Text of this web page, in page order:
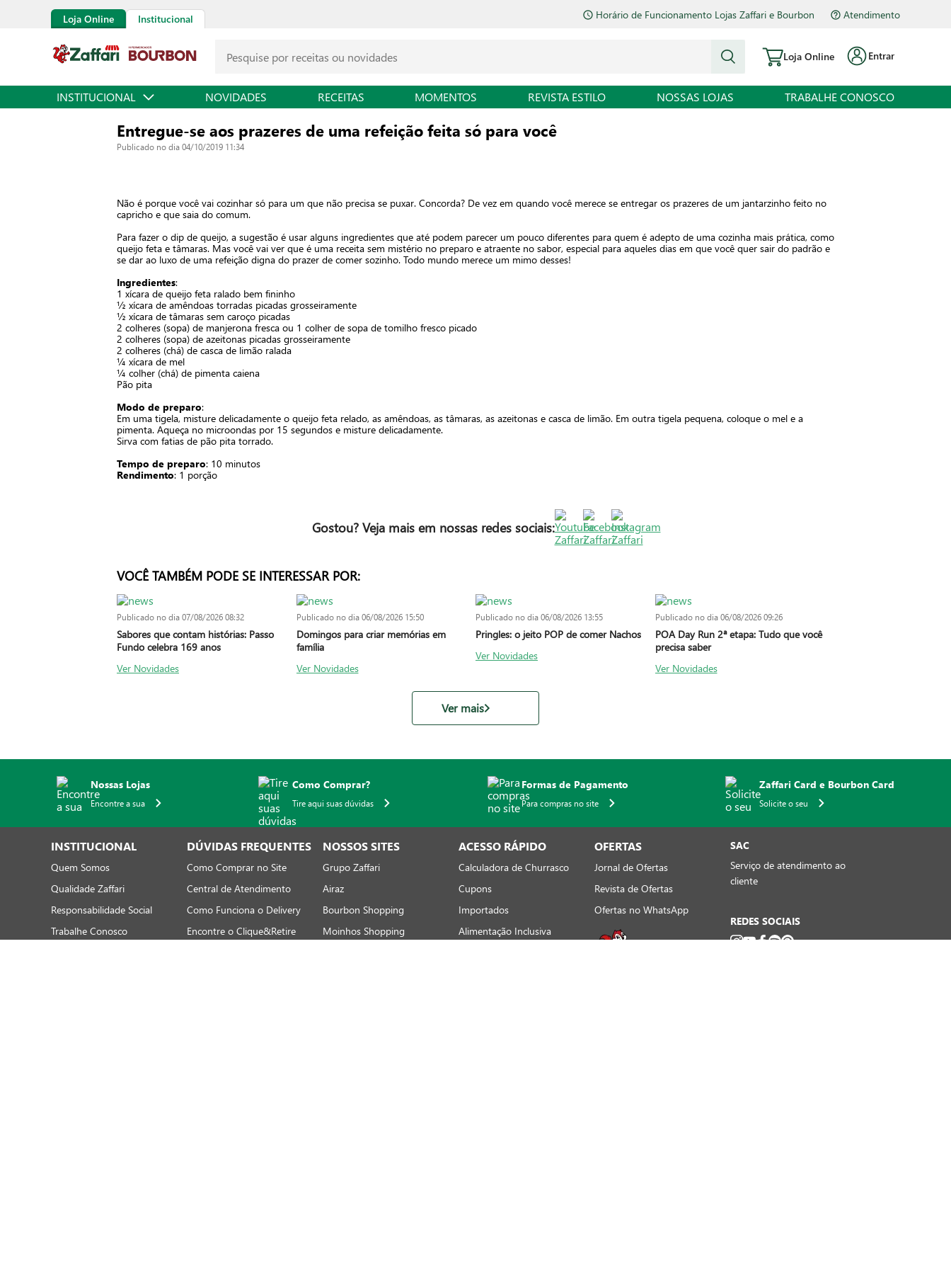
Loja Online Institucional Horário de Funcionamento Lojas Zaffari e Bourbon Atendimento
Loja Online Entrar
INSTITUCIONAL NOVIDADES RECEITAS MOMENTOS REVISTA ESTILO NOSSAS LOJAS TRABALHE CONOSCO
Entregue-se aos prazeres de uma refeição feita só para você
Publicado no dia 04/10/2019 11:34
Não é porque você vai cozinhar só para um que não precisa se puxar. Concorda? De vez em quando você merece se entregar os prazeres de um jantarzinho feito no
capricho e que saia do comum.
Para fazer o dip de queijo, a sugestão é usar alguns ingredientes que até podem parecer um pouco diferentes para quem é adepto de uma cozinha mais prática, como
queijo feta e tâmaras. Mas você vai ver que é uma receita sem mistério no preparo e atraente no sabor, especial para aqueles dias em que você quer sair do padrão e
se dar ao luxo de uma refeição digna do prazer de comer sozinho. Todo mundo merece um mimo desses!
Ingredientes:
1 xícara de queijo feta ralado bem fininho
½ xícara de amêndoas torradas picadas grosseiramente
½ xícara de tâmaras sem caroço picadas
2 colheres (sopa) de manjerona fresca ou 1 colher de sopa de tomilho fresco picado
2 colheres (sopa) de azeitonas picadas grosseiramente
2 colheres (chá) de casca de limão ralada
¼ xícara de mel
¼ colher (chá) de pimenta caiena
Pão pita
Modo de preparo:
Em uma tigela, misture delicadamente o queijo feta relado, as amêndoas, as tâmaras, as azeitonas e casca de limão. Em outra tigela pequena, coloque o mel e a
pimenta. Aqueça no microondas por 15 segundos e misture delicadamente.
Sirva com fatias de pão pita torrado.
Tempo de preparo: 10 minutos
Rendimento: 1 porção
Gostou? Veja mais em nossas redes sociais:
VOCÊ TAMBÉM PODE SE INTERESSAR POR:
Publicado no dia07/08/2026 08:32
Sabores que contam histórias: Passo
Fundo celebra 169 anos
Ver Novidades
Publicado no dia06/08/2026 15:50
Domingos para criar memórias em
família
Ver Novidades
Publicado no dia06/08/2026 13:55
Pringles: o jeito POP de comer Nachos
Ver Novidades
Publicado no dia06/08/2026 09:26
POA Day Run 2ª etapa: Tudo que você
precisa saber
Ver Novidades
Ver mais
Nossas Lojas
Encontre a sua
Como Comprar?
Tire aqui suas dúvidas
Formas de Pagamento
Para compras no site
Zaffari Card e Bourbon Card
Solicite o seu
INSTITUCIONAL
Quem Somos
Qualidade Zaffari
Responsabilidade Social
Trabalhe Conosco
DÚVIDAS FREQUENTES
Como Comprar no Site
Central de Atendimento
Como Funciona o Delivery
Encontre o Clique&Retire
NOSSOS SITES
Grupo Zaffari
Airaz
Bourbon Shopping
Moinhos Shopping
ACESSO RÁPIDO
Calculadora de Churrasco
Cupons
Importados
Alimentação Inclusiva
OFERTAS
Jornal de Ofertas
Revista de Ofertas
Ofertas no WhatsApp
SAC
Serviço de atendimento ao
cliente
REDES SOCIAIS